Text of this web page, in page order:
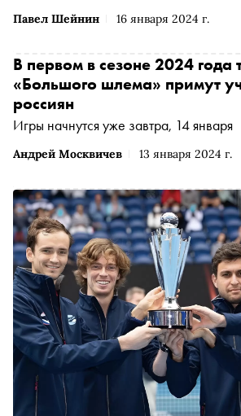
Павел Шейнин 16 января 2024 г.
Андрей Москвичев 13 января 2024 г.
В первом в сезоне 2024 года
«Большого шлема» примут
россиян
Игры начнутся уже завтра, 14 января